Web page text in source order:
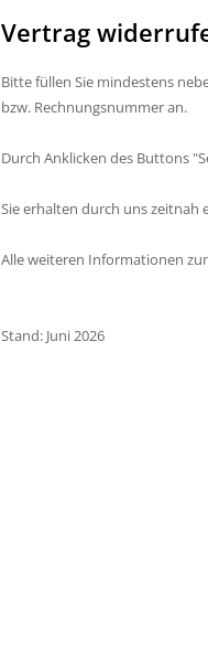
Vertrag
Bitte füllen Sie mindestens
bzw. Rechnungsnummer an.
Durch Anklicken des Buttons
Sie erhalten durch uns zeitnah
Alle weiteren Informationen
Stand: Juni 2026